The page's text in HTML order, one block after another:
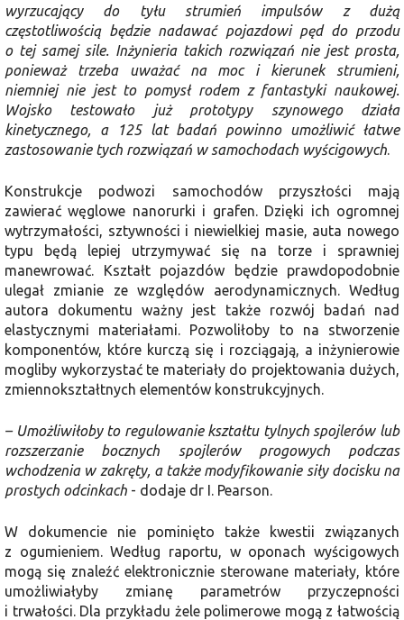
wyrzucający do tyłu strumień impulsów z dużą
częstotliwością będzie nadawać pojazdowi pęd do przodu
o tej samej sile. Inżynieria takich rozwiązań nie jest prosta,
ponieważ trzeba uważać na moc i kierunek strumieni,
niemniej nie jest to pomysł rodem z fantastyki naukowej.
Wojsko testowało już prototypy szynowego działa
kinetycznego, a 125 lat badań powinno umożliwić łatwe
zastosowanie tych rozwiązań w samochodach wyścigowych.
Konstrukcje podwozi samochodów przyszłości mają
zawierać węglowe nanorurki i grafen. Dzięki ich ogromnej
wytrzymałości, sztywności i niewielkiej masie, auta nowego
typu będą lepiej utrzymywać się na torze i sprawniej
manewrować. Kształt pojazdów będzie prawdopodobnie
ulegał zmianie ze względów aerodynamicznych. Według
autora dokumentu ważny jest także rozwój badań nad
elastycznymi materiałami. Pozwoliłoby to na stworzenie
komponentów, które kurczą się i rozciągają, a inżynierowie
mogliby wykorzystać te materiały do projektowania dużych,
zmiennokształtnych elementów konstrukcyjnych.
– Umożliwiłoby to regulowanie kształtu tylnych spojlerów lub
rozszerzanie bocznych spojlerów progowych podczas
wchodzenia w zakręty, a także modyfikowanie siły docisku na
prostych odcinkach - dodaje dr I. Pearson.
W dokumencie nie pominięto także kwestii związanych
z ogumieniem. Według raportu, w oponach wyścigowych
mogą się znaleźć elektronicznie sterowane materiały, które
umożliwiałyby zmianę parametrów przyczepności
i trwałości. Dla przykładu żele polimerowe mogą z łatwością